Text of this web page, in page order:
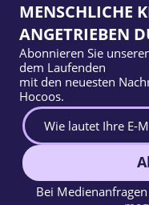
MENSCHLICHE
ANGETRIEBEN
Abonnieren Sie
dem Laufenden
mit den neuesten
Hocoos.
Bei